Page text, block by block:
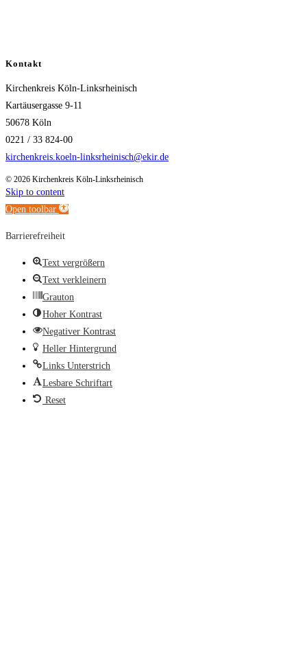
Kontakt
Kirchenkreis Köln-Linksrheinisch
Kartäusergasse 9-11
50678 Köln
0221 / 33 824-00
kirchenkreis.koeln-linksrheinisch@ekir.de
© 2026 Kirchenkreis Köln-Linksrheinisch
Skip to content
Open toolbar
Barrierefreiheit
Text vergrößern
Text verkleinern
Grauton
Hoher Kontrast
Negativer Kontrast
Heller Hintergrund
Links Unterstrich
Lesbare Schriftart
Reset